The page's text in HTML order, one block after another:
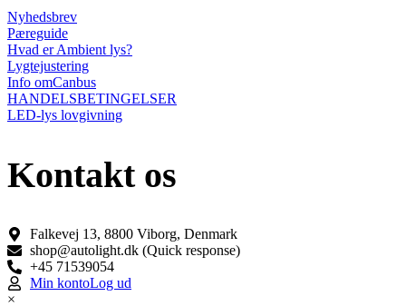
Nyhedsbrev
Pæreguide
Hvad er Ambient lys?
Lygtejustering
Info omCanbus
HANDELSBETINGELSER
LED-lys lovgivning
Kontakt os
Falkevej 13, 8800 Viborg, Denmark
shop@autolight.dk (Quick response)
+45 71539054
Min kontoLog ud
×